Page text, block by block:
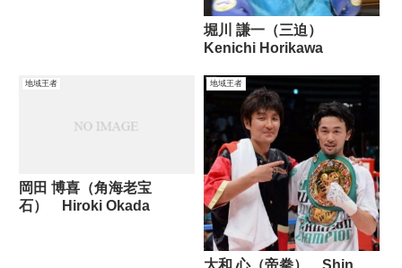
堀川 謙一（三迫）
Kenichi Horikawa
地域王者
岡田 博喜（角海老宝
石） Hiroki Okada
地域王者
大和 心（帝拳） Shin